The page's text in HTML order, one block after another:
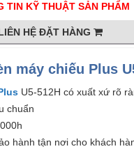
TIN KỸ THUẬT SẢN PHẨM
HỆ ĐẶT HÀNG
máy chiếu Plus
U5-512H có xuất xứ rõ
chuẩn
hành tận nơi cho khách